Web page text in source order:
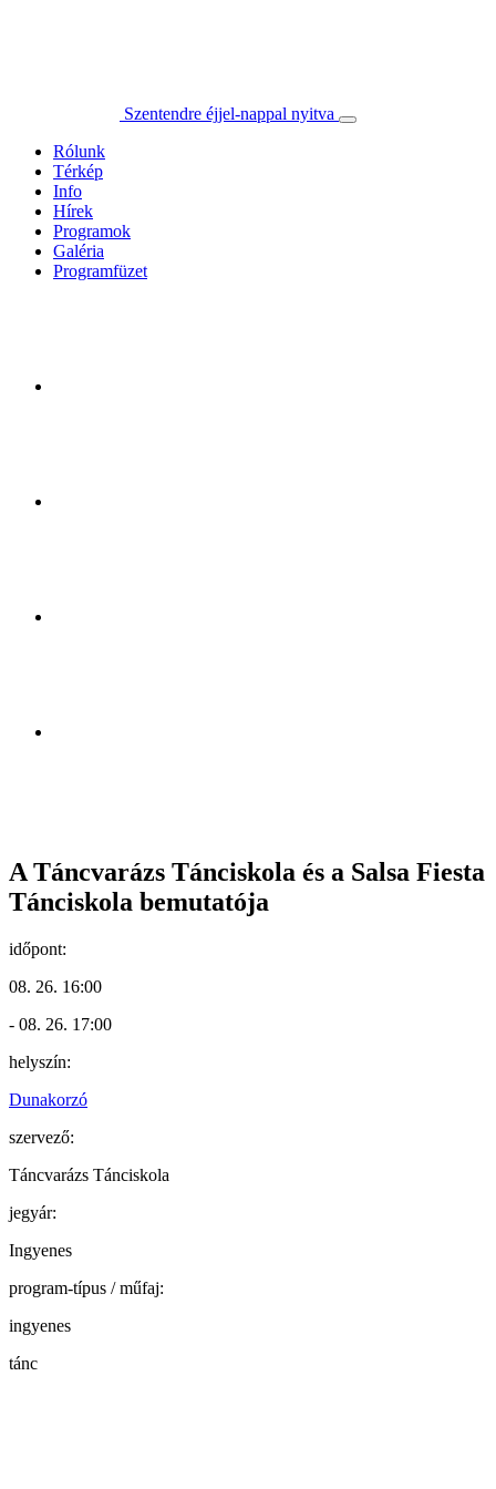
Szentendre éjjel-nappal nyitva
Rólunk
Térkép
Info
Hírek
Programok
Galéria
Programfüzet
A Táncvarázs Tánciskola és a Salsa Fiesta
Tánciskola bemutatója
időpont:
08. 26. 16:00
- 08. 26. 17:00
helyszín:
Dunakorzó
szervező:
Táncvarázs Tánciskola
jegyár:
Ingyenes
program-típus / műfaj:
ingyenes
tánc